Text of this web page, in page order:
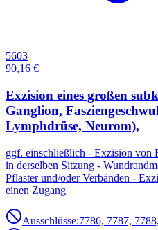
5603
90,16 €
Exzision eines großen
Ganglion,
Lymphdrüse, Neurom),
ggf. einschließlich - Exzision von
in derselben Sitzung -
Pflaster und/oder Verbänden -
einen Zugang
Ausschlüsse:7786, 7787,